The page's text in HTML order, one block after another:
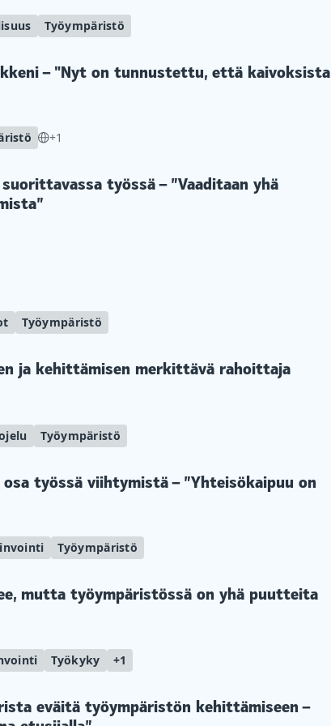
Työympäristö
– "Nyt on tunnustettu, että kaivoksista
+1
työssä – ”Vaaditaan yhä
Työympäristö
ja kehittämisen merkittävä rahoittaja
Työympäristö
työssä viihtymistä – ”Yhteisökaipuu on
Työympäristö
mutta työympäristössä on yhä puutteita
Työkyky +1
eväitä työympäristön kehittämiseen –